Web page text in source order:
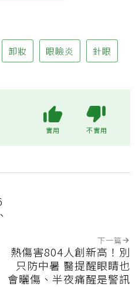
卸妝 眼瞼炎 針眼
實用 不實用
下一篇
熱傷害804人創新高！別
只防中暑 醫提醒眼睛也
會曬傷、半夜痛醒是警訊